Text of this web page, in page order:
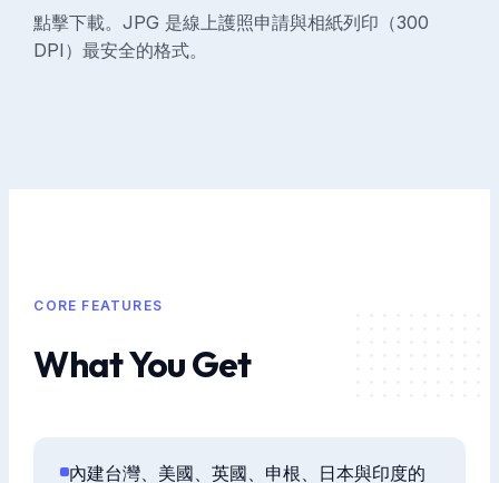
點擊下載。JPG 是線上護照申請與相紙列印（300
DPI）最安全的格式。
CORE FEATURES
What You Get
內建台灣、美國、英國、申根、日本與印度的